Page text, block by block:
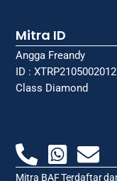
Mitra ID
Angga Freandy
ID : XTRP2105002012
Class Diamond
Mitra BAF Terdaftar